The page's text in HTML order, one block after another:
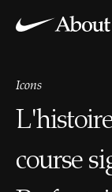
Icons
course